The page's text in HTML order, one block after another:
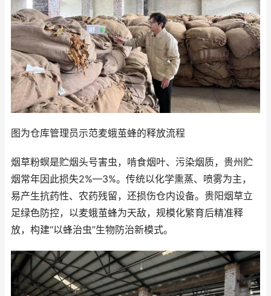
图为仓库管理员示范麦蛾茧蜂的释放流程
烟草粉螟是贮烟头号害虫，啃食烟叶、污染烟质，贵州贮
烟常年因此损失2%—3%。传统以化学熏蒸、喷雾为主，
易产生抗药性、农药残留，还损伤仓内设备。贵阳烟草立
足绿色防控，以麦蛾茧蜂为天敌，规模化繁育后精准释
放，构建“以蜂治虫”生物防治新模式。